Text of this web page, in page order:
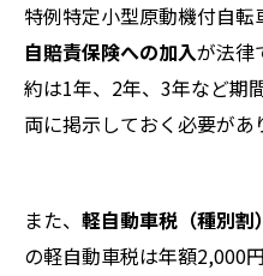
特例特定小型原動機付自転
自賠責保険への加入が法律
約は1年、2年、3年など期
両に掲示しておく必要があ
また、 軽自動車税（種別割）
の軽自動車税は年額2,000